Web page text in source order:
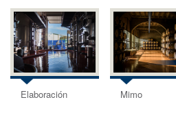
Elaboración Mimo